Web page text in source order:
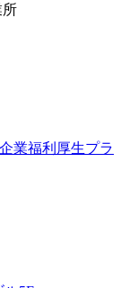
所
業福利厚生プラ